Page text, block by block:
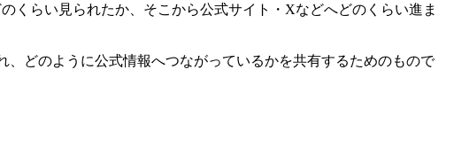
くらい見られたか、そこから公式サイト・Xなどへどのくらい進ま
どのように公式情報へつながっているかを共有するためのもので